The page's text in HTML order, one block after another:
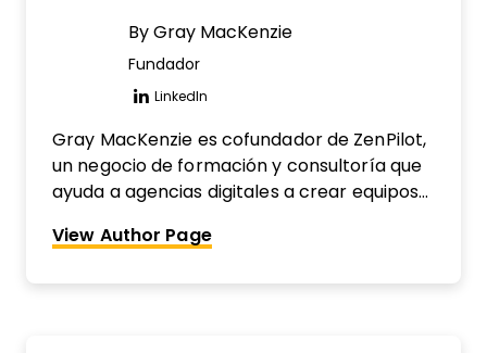
By Gray MacKenzie
Fundador
LinkedIn
Opens new window
Gray MacKenzie es cofundador de ZenPilot,
un negocio de formación y consultoría que
ayuda a agencias digitales a crear equipos
explorado a fondo más de 1800 agencias
View Author Page